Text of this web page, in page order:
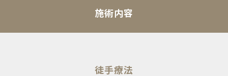
施術内容
徒手療法